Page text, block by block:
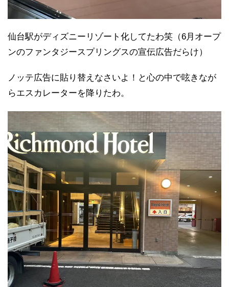
仙台駅がディズニーリゾート化してたわ笑（6月オープ
ンのファンタジースプリングスの宣伝広告だらけ）
ノッテ広告に貼り替えなさいよ！と心の中で呟きなが
らエスカレーターを降りたわ。